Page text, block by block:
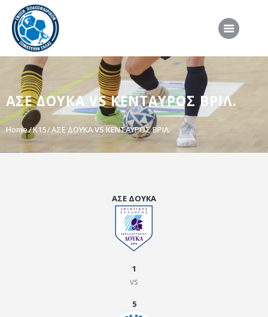
ΑΣΕ ΔΟΥΚΑ VS ΚΕΝΤΑΥΡΟΣ ΒΡΙΛ.
Home K15 ΑΣΕ ΔΟΥΚΑ VS ΚΕΝΤΑΥΡΟΣ ΒΡΙΛ.
ΑΡΧΙΚΗ
ΕΠΣΣ
ΔΙΟΡΓΑΝΩΣΕΙΣ
ΠΡΟΕΘΝΙΚΕΣ ΟΜΑΔΕΣ
ΣΥΝΕΝΤΕΥΞΕΙΣ
ΑΣΕ ΔΟΥΚΑ
1
vs
5